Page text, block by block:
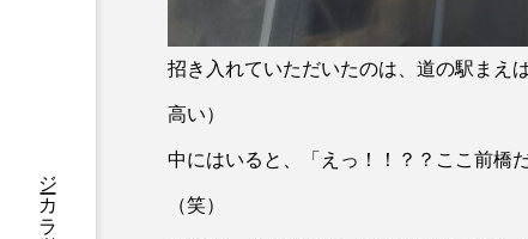
招き入れていただいたのは、道の駅まえ
高い）
中にはいると、「えっ！！？？ここ前橋
（笑）